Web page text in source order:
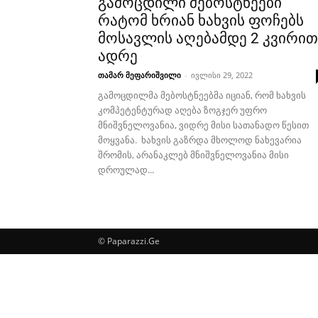
რატომ ხრიან ხახვის ფოჩებს
მოსავლის აღებამდე 2 კვირით
ადრე
თამარ მეფარიშვილი - ივლისი 29, 2022
გამოცდილმა მებოსტნეებმა იციან, რომ ხახვის
კომპეტენტურად აღება ზოგჯერ უფრო
მნიშვნელოვანია, ვიდრე მისი სათანადო წესით
მოყვანა. ხახვის გაზრდა მხოლოდ ნახევარია
შრომის, არანაკლებ მნიშვნელოვანია მისი
დროულად...
© Paparazzi.Ge